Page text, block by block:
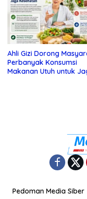
Ahli Gizi Dorong
Perbanyak Konsumsi
Makanan Utuh untuk
Pedoman Media Siber